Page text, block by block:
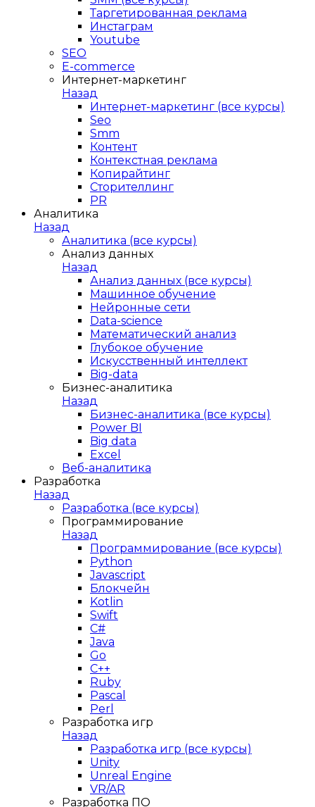
Таргетированная реклама
Инстаграм
Youtube
SEO
E-сommerce
Интернет-маркетинг
Назад
Интернет-маркетинг (все курсы)
Seo
Smm
Контент
Контекстная реклама
Копирайтинг
Сторителлинг
PR
Аналитика
Назад
Аналитика (все курсы)
Анализ данных
Назад
Анализ данных (все курсы)
Машинное обучение
Нейронные сети
Data-science
Математический анализ
Глубокое обучение
Искусственный интеллект
Big-data
Бизнес-аналитика
Назад
Бизнес-аналитика (все курсы)
Power BI
Big data
Excel
Веб-аналитика
Разработка
Назад
Разработка (все курсы)
Программирование
Назад
Программирование (все курсы)
Python
Javascript
Блокчейн
Kotlin
Swift
C#
Java
Go
C++
Ruby
Pascal
Perl
Разработка игр
Назад
Разработка игр (все курсы)
Unity
Unreal Engine
VR/AR
Разработка ПО